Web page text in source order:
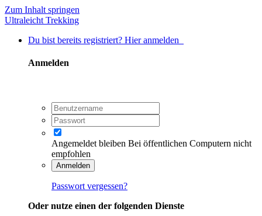
Zum Inhalt springen
Ultraleicht Trekking
Du bist bereits registriert? Hier anmelden
Anmelden
Angemeldet bleiben Bei öffentlichen Computern nicht
empfohlen
Anmelden
Passwort vergessen?
Oder nutze einen der folgenden Dienste